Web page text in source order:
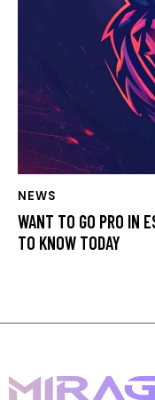
NEWS
WANT TO GO PRO IN
TO KNOW TODAY